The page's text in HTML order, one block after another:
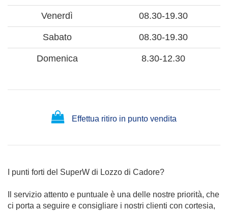
Venerdì 08.30-19.30
Sabato 08.30-19.30
Domenica 8.30-12.30
Effettua ritiro in punto vendita
I punti forti del SuperW di Lozzo di Cadore?
Il servizio attento e puntuale è una delle nostre priorità, che
ci porta a seguire e consigliare i nostri clienti con cortesia,